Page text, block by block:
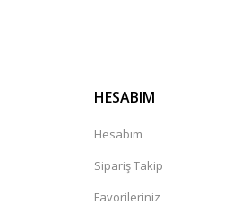
HESABIM
Hesabım
Sipariş Takip
Favorileriniz